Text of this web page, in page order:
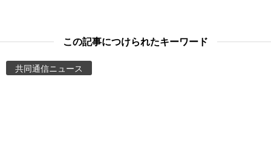
この記事につけられたキーワード
共同通信ニュース